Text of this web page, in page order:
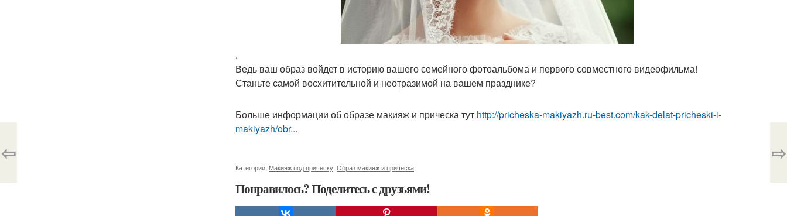
.
Ведь ваш образ войдет в историю вашего семейного фотоальбома и первого совместного видеофильма!
Станьте самой восхитительной и неотразимой на вашем празднике?
Больше информации об образе макияж и прическа тут http://pricheska-makiyazh.ru-best.com/kak-delat-pricheski-i-
makiyazh/obr...
Категории: Макияж под прическу Образ макияж и прическа
Понравилось? Поделитесь с друзьями!
⇦ ⇨